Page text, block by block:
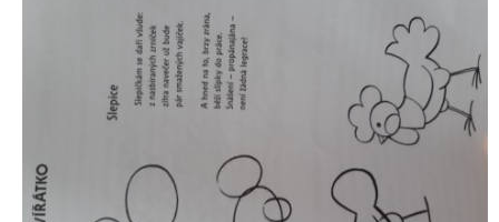
PÍSNĚ K TÉMATU JARO
BÁSNĚ K TÉMATU JARO
POHYBOVÉ AKTIVITY NA TÉMA JARO